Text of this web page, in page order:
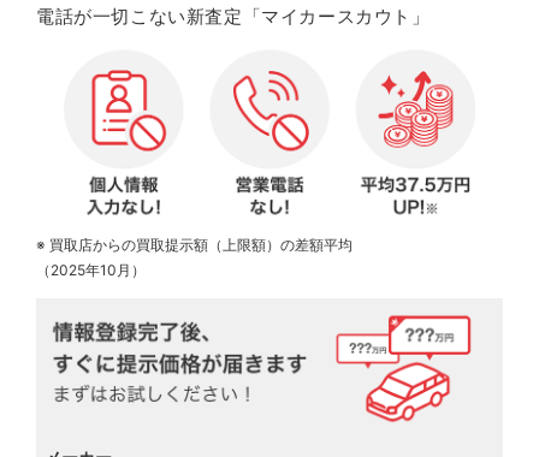
電話が一切こない新査定「マイカースカウト」
※ 買取店からの買取提示額（上限額）の差額平均
（2025年10月）